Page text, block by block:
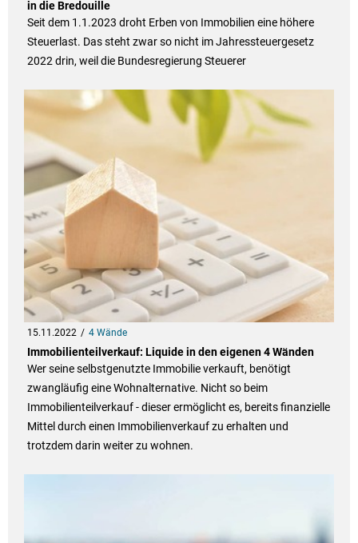
in die Bredouille
Seit dem 1.1.2023 droht Erben von Immobilien eine höhere
Steuerlast. Das steht zwar so nicht im Jahressteuergesetz
2022 drin, weil die Bundesregierung Steuerer
15.11.2022 4 Wände
Immobilienteilverkauf: Liquide in den eigenen 4 Wänden
Wer seine selbstgenutzte Immobilie verkauft, benötigt
zwangläufig eine Wohnalternative. Nicht so beim
Immobilienteilverkauf - dieser ermöglicht es, bereits finanzielle
Mittel durch einen Immobilienverkauf zu erhalten und
trotzdem darin weiter zu wohnen.